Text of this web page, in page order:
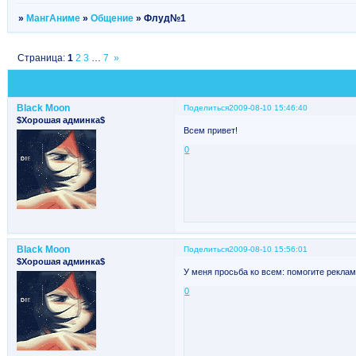
» МангАниме » Общение » Флуд№1
Страница: 1 2 3 … 7 »
Поделиться2009-08-10 15:46:40
Black Moon
$Хорошая админка$
Всем привет!
0
Поделиться2009-08-10 15:56:01
Black Moon
$Хорошая админка$
У меня просьба ко всем: помогите
0